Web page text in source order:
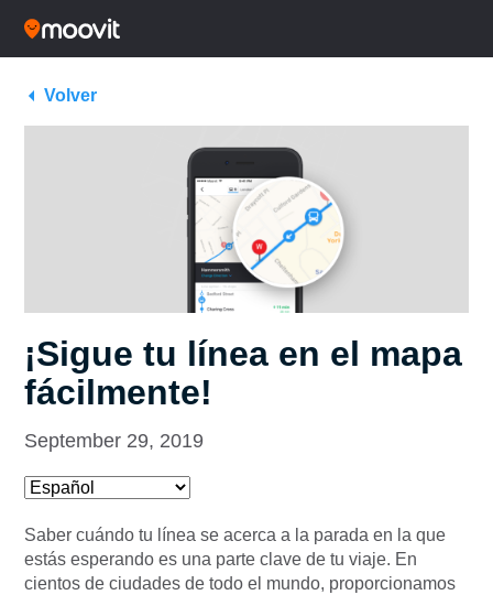
Volver
¡Sigue tu línea en el mapa
fácilmente!
September 29, 2019
Saber cuándo tu línea se acerca a la parada en la que
estás esperando es una parte clave de tu viaje. En
cientos de ciudades de todo el mundo, proporcionamos